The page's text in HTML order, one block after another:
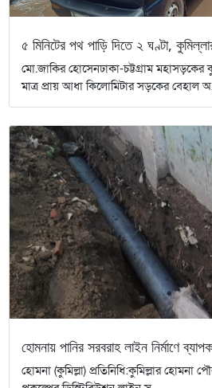
৫ মিনিটের পথ পাড়ি দিতে ২ ঘণ্টা,
মো.জাকির হোসেনঢাকা-চট্টগ্রাম
মাত্র প্রায় আধা কিলোমিটার সড়কের বেহাল
হোমনায় পানির সরবরাহ লাইন নির্মাণে
হোমনা (কুমিল্লা) প্রতিনিধি:কুমিল্লার হোমনা